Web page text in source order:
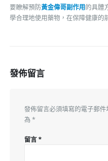
要瞭解預防黃金偉哥副作用的具體
學合理地使用藥物，在保障健康的
發佈留言
發佈留言必須填寫的電子郵件
為 *
留言*